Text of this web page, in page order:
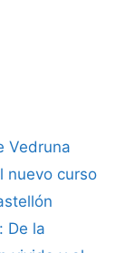
Vedruna
nuevo curso
De la